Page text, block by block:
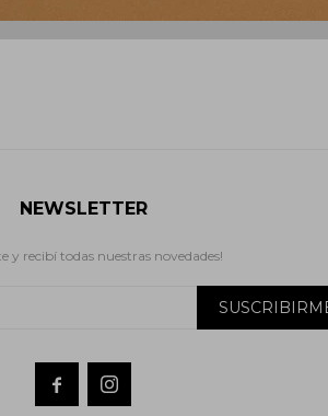
NEWSLETTER
y recibí todas nuestras novedades!
 